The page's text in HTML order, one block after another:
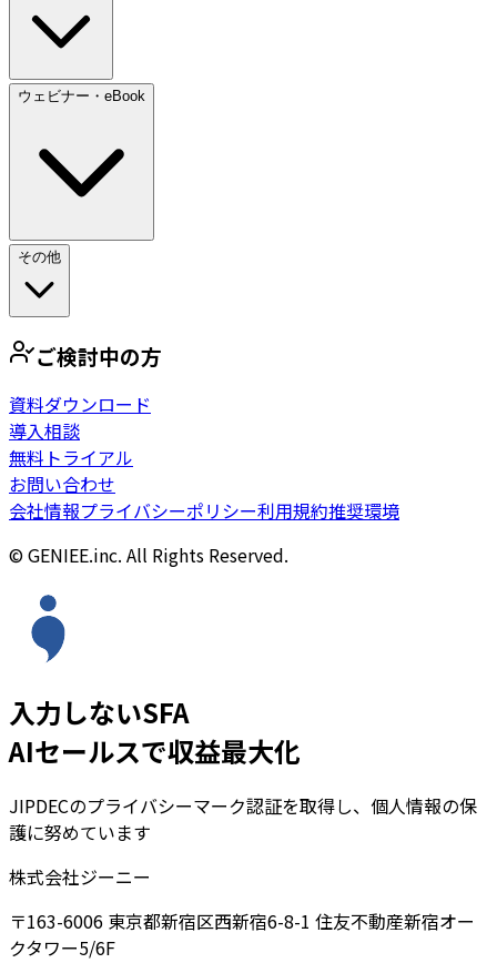
ウェビナー・eBook
その他
ご検討中の方
資料ダウンロード
導入相談
無料トライアル
お問い合わせ
会社情報プライバシーポリシー利用規約推奨環境
© GENIEE.inc. All Rights Reserved.
入力しないSFA
AIセールスで収益最大化
JIPDECのプライバシーマーク認証を取得し、個人情報の保
護に努めています
株式会社ジーニー
〒163-6006 東京都新宿区西新宿6-8-1 住友不動産新宿オー
クタワー5/6F